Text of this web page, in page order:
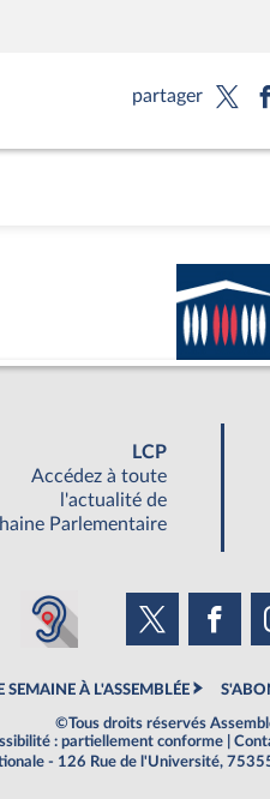
partager
LCP
Accédez à toute
l'actualité de
Parlementaire
SEMAINE À L'ASSEMBLÉE
©Tous droits réservés
: partiellement conforme
- 126 Rue de l'Université,